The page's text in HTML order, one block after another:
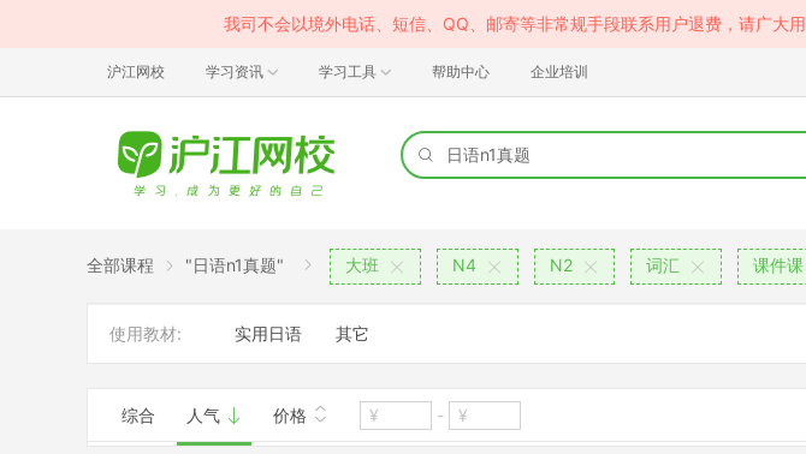
我司不会以境外电话、短信、QQ、邮寄等非常规手段联系用户退费，请广大
沪江网校 学习资讯 学习工具 帮助中心 企业培训
全部课程 "日语n1真题" 大班 N4 N2 词汇 课件课
使用教材: 实用日语 其它
综合 人气 价格 -